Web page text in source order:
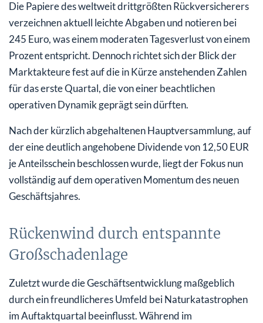
Fazit für Anleger der Hannover Rück Aktie
Die Papiere des weltweit drittgrößten Rückversicherers
verzeichnen aktuell leichte Abgaben und notieren bei
245 Euro, was einem moderaten Tagesverlust von einem
Prozent entspricht. Dennoch richtet sich der Blick der
Marktakteure fest auf die in Kürze anstehenden Zahlen
für das erste Quartal, die von einer beachtlichen
operativen Dynamik geprägt sein dürften.
Nach der kürzlich abgehaltenen Hauptversammlung, auf
der eine deutlich angehobene Dividende von 12,50 EUR
je Anteilsschein beschlossen wurde, liegt der Fokus nun
vollständig auf dem operativen Momentum des neuen
Geschäftsjahres.
Rückenwind durch entspannte
Großschadenlage
Zuletzt wurde die Geschäftsentwicklung maßgeblich
durch ein freundlicheres Umfeld bei Naturkatastrophen
im Auftaktquartal beeinflusst. Während im